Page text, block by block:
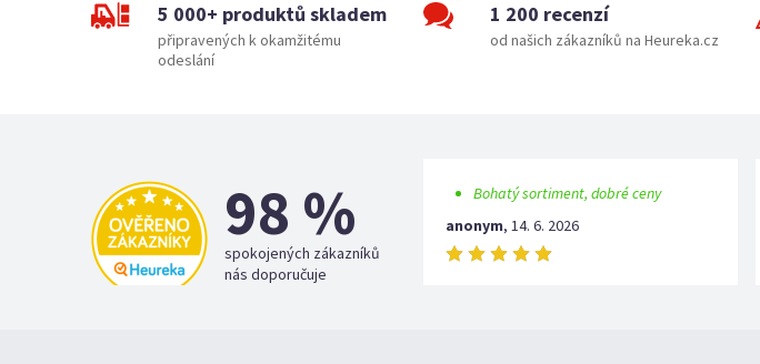
5 000+ produktů skladem
připravených k okamžitému
odeslání
1 200 recenzí
od našich zákazníků na Heureka.cz
98 %
spokojených zákazníků
nás doporučuje
Bohatý sortiment, dobré ceny
anonym, 14. 6. 2026